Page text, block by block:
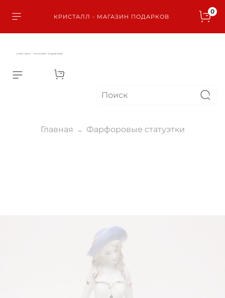
КРИСТАЛЛ - МАГАЗИН ПОДАРКОВ
0
КРИСТАЛЛ - МАГАЗИН ПОДАРКОВ
Главная Фарфоровые статуэтки